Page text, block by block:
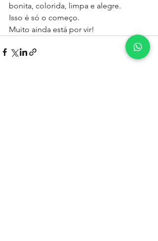
bonita, colorida, limpa e alegre.
Isso é só o começo.
Muito ainda está por vir!